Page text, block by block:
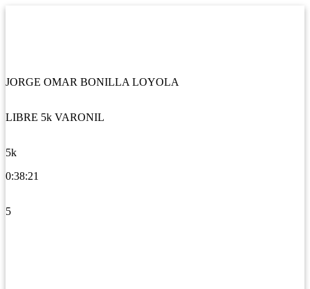
JORGE OMAR BONILLA LOYOLA
LIBRE 5k VARONIL
5k
0:38:21
5